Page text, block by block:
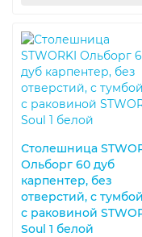
Столешница
Ольборг 60 дуб
карпентер, без
отверстий, с
с раковиной
Soul 1 белой